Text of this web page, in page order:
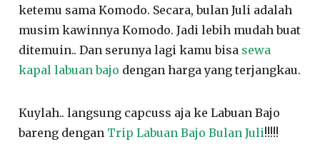
ketemu sama Komodo. Secara, bulan Juli adalah
musim kawinnya Komodo. Jadi lebih mudah buat
ditemuin.. Dan serunya lagi kamu bisa sewa
kapal labuan bajo dengan harga yang terjangkau.
Kuylah.. langsung capcuss aja ke Labuan Bajo
bareng dengan Trip Labuan Bajo Bulan Juli!!!!!